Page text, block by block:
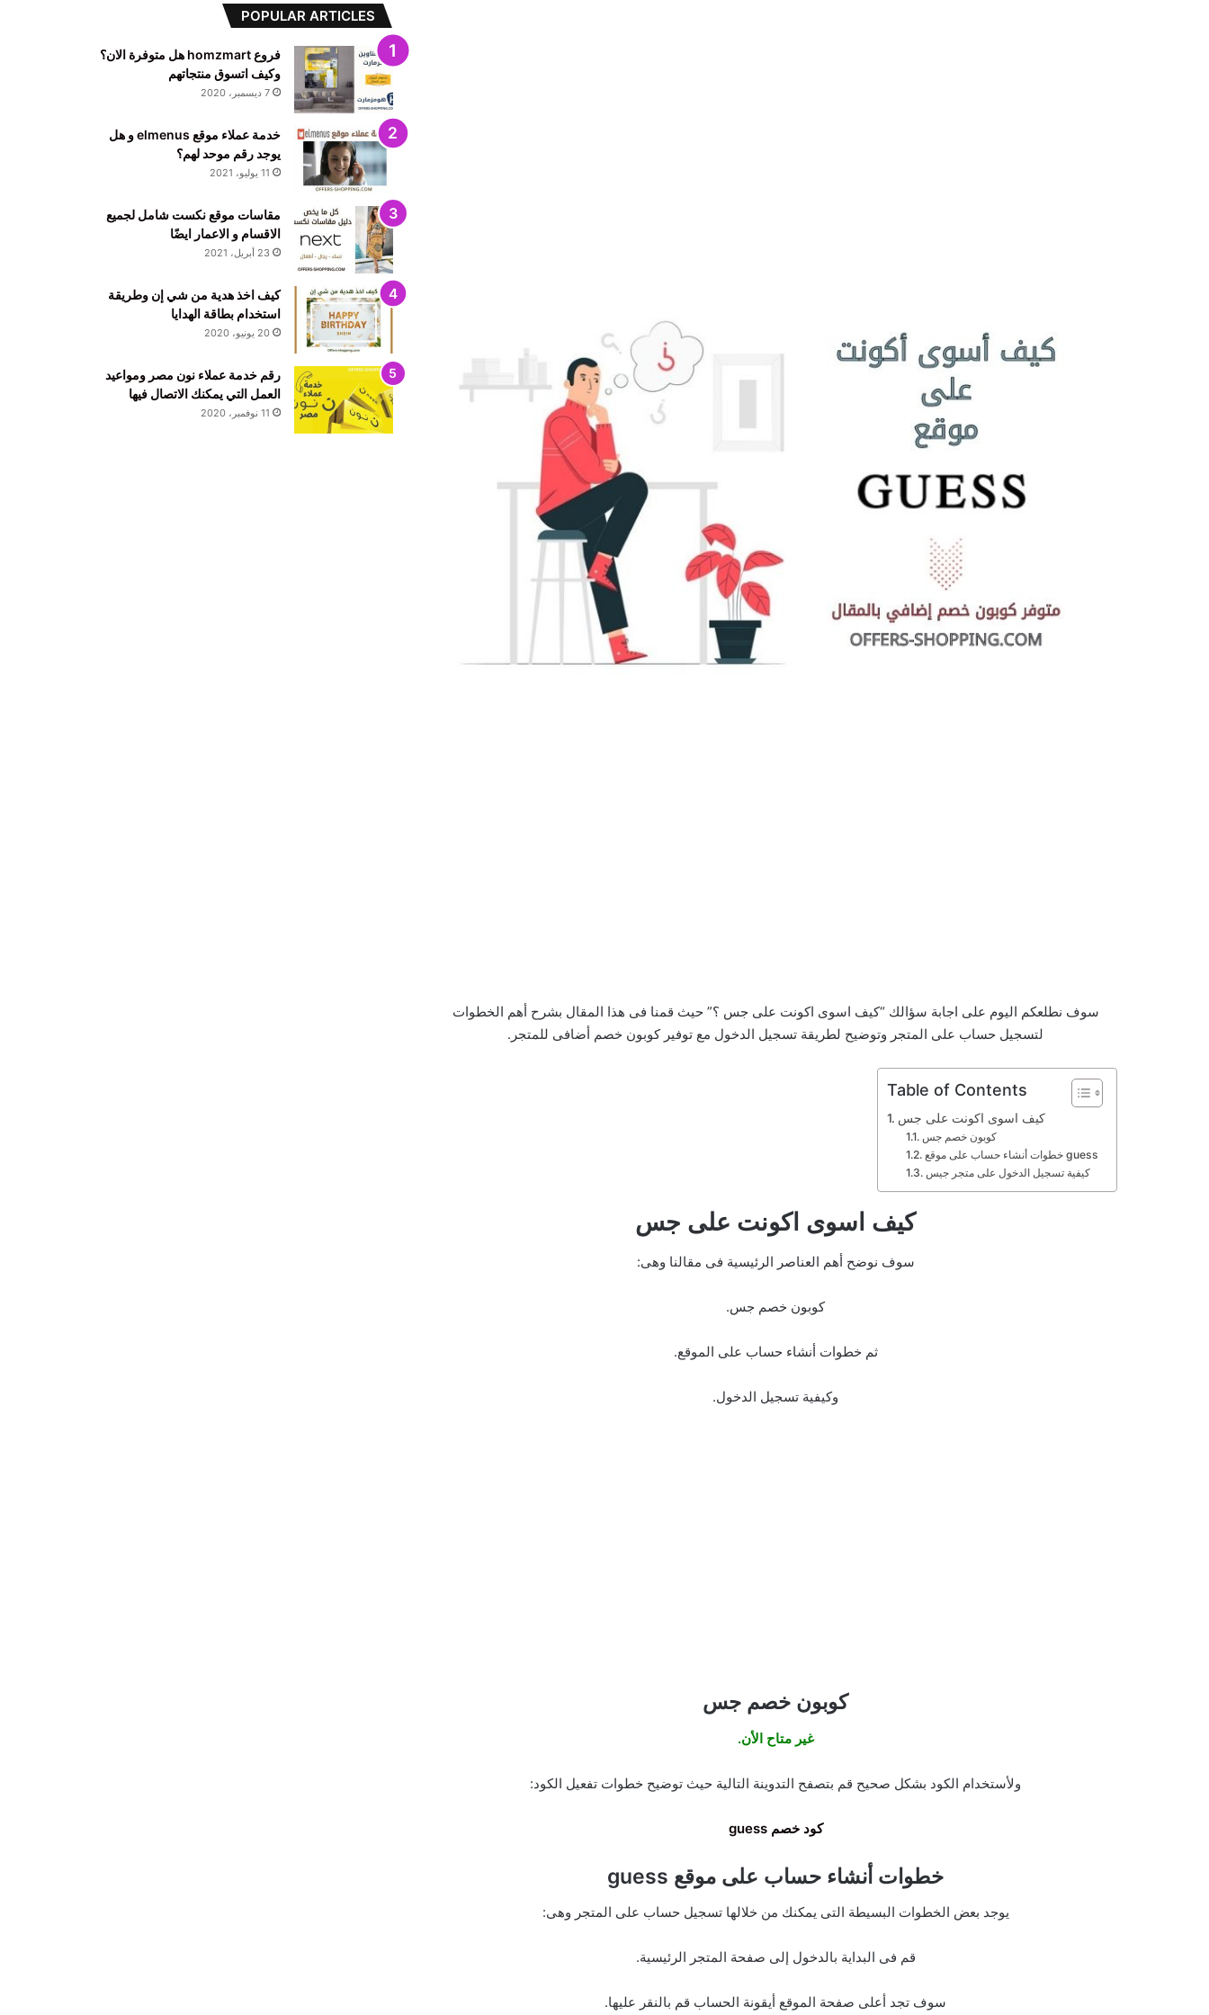
سوف نطلعكم اليوم على اجابة سؤالك “كيف اسوى اكونت على جس ؟” حيث قمنا فى هذا المقال بشرح أهم الخطوات
لتسجيل حساب على المتجر وتوضيح لطريقة تسجيل الدخول مع توفير كوبون خصم أضافى للمتجر.
Table of Contents
كيف اسوى اكونت على جس
كوبون خصم جس
خطوات أنشاء حساب على موقع guess
كيفية تسجيل الدخول على متجر جيس
كيف اسوى اكونت على جس
سوف نوضح أهم العناصر الرئيسية فى مقالنا وهى:
كوبون خصم جس.
ثم خطوات أنشاء حساب على الموقع.
وكيفية تسجيل الدخول.
كوبون خصم جس
غير متاح الأن.
ولأستخدام الكود بشكل صحيح قم بتصفح التدوينة التالية حيث توضيح خطوات تفعيل الكود:
كود خصم guess
خطوات أنشاء حساب على موقع guess
يوجد بعض الخطوات البسيطة التى يمكنك من خلالها تسجيل حساب على المتجر وهى:
قم فى البداية بالدخول إلى صفحة المتجر الرئيسية.
سوف تجد أعلى صفحة الموقع أيقونة الحساب قم بالنقر عليها.
POPULAR ARTICLES
فروع homzmart هل متوفرة الان؟
وكيف اتسوق منتجاتهم
7 ديسمبر، 2020
خدمة عملاء موقع elmenus و هل
يوجد رقم موحد لهم؟
11 يوليو، 2021
مقاسات موقع نكست شامل لجميع
الاقسام و الاعمار ايضًا
23 أبريل، 2021
كيف اخذ هدية من شي إن وطريقة
استخدام بطاقة الهدايا
20 يونيو، 2020
رقم خدمة عملاء نون مصر ومواعيد
العمل التي يمكنك الاتصال فيها
11 نوفمبر، 2020